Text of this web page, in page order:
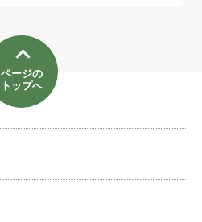
ページの
トップへ